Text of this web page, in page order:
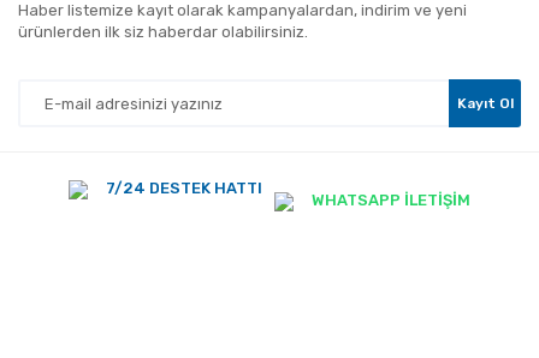
Haber listemize kayıt olarak kampanyalardan, indirim ve yeni
ürünlerden ilk siz haberdar olabilirsiniz.
Kayıt Ol
7/24 DESTEK HATTI
WHATSAPP İLETİŞİM